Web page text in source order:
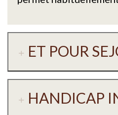
ET POUR
HANDICAP